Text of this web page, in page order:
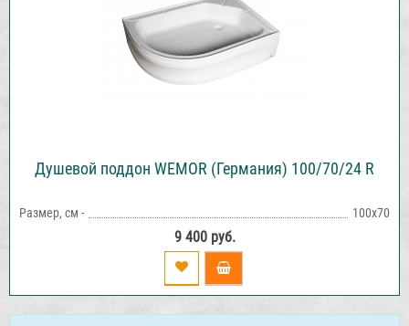
Душевой поддон WEMOR (Германия) 100/70/24 R
Размер, см - 100х70
9 400 руб.